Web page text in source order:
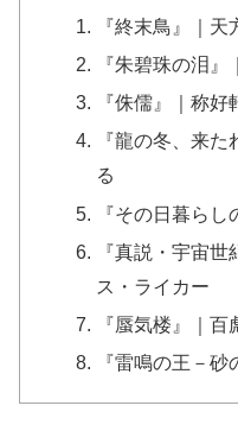
『終末鳥』｜天
『朱碧珠の泪』
『侏儒』｜称好
『龍の冬、来
る
『その日暮ら
『真説・宇宙
ス・ライカー
『蜃気楼』｜百
『雷鳴の王－